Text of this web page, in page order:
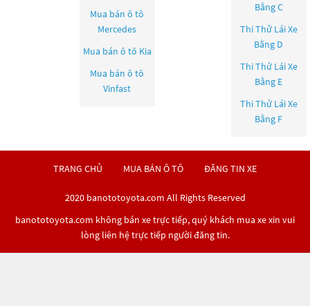
Mua bán ô tô
Mercedes
Mua bán ô tô Kia
Mua bán ô tô
Vinfast
Bằng C
Thi Thử Lái Xe
Bằng D
Thi Thử Lái Xe
Bằng E
Thi Thử Lái Xe
Bằng F
TRANG CHỦ MUA BÁN Ô TÔ ĐĂNG TIN XE
2020 banototoyota.com All Rights Reserved
banototoyota.com không bán xe trực tiếp, quý khách mua xe xin vui
lòng liên hệ trực tiếp người đăng tin.